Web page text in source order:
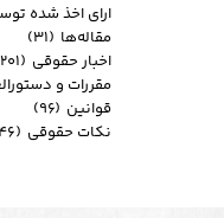
ارای اخذ شده
مقاله‌ها (۳۱)
اخبار حقوقی (۲۰۱)
مقررات و
قوانین (۹۶)
نکات حقوقی (۴۶)